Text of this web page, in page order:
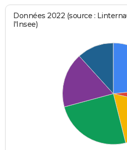
Données 2022 (source :
l'Insee)